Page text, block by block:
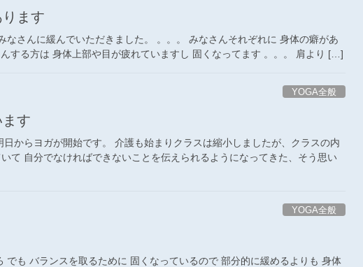
ます
なさんに緩んでいただきました。 。。。 みなさんそれぞれに 身体の癖があ
する方は 身体上部や目が疲れていますし 固くなってます 。。。 肩より […]
YOGA全般
す
からヨガが開始です。 介護も始まりクラスは縮小しましたが、クラスの内
て 自分でなければできないことを伝えられるようになってきた、そう思い
YOGA全般
でも バランスを取るために 固くなっているので 部分的に緩めるよりも 身体